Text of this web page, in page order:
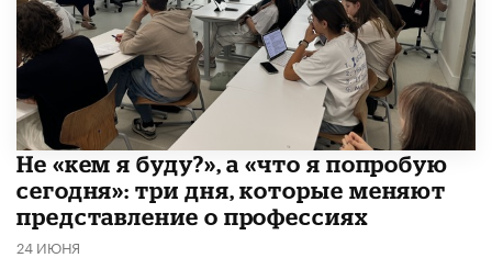
Не «кем я буду?», а «что я попробую
сегодня»: три дня, которые меняют
представление о профессиях
24 ИЮНЯ